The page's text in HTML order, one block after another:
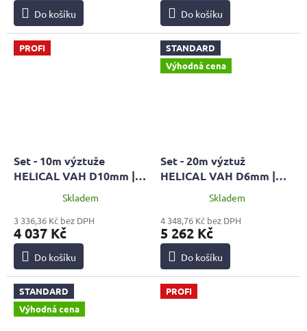
Do košíku Do košíku
PROFI
Set - 10m výztuže
HELICAL VAH D10mm |
PROFI + malta MPC 60 +
pistol HOBBY
Skladem
3 336,36 Kč bez DPH
4 037 Kč
Do košíku
STANDARD
Výhodná cena
Set - 20m výztuž
HELICAL VAH D6mm |
STANDARD + 2x malta
MPC 60 + pistol HOBBY
Skladem
4 348,76 Kč bez DPH
5 262 Kč
Do košíku
STANDARD
Výhodná cena
PROFI